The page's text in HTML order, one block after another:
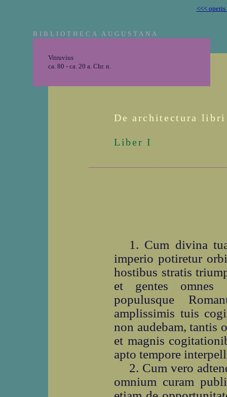
<<<
BIBLIOTHECA AUGUSTANA
Vitruvius
ca. 80 - ca. 20 a. Chr. n.
De architectura libri
Liber I
1. Cum divina
imperio potiretur
hostibus stratis
et gentes omnes
populusque
amplissimis tuis
non audebam, tantis
et magnis
apto tempore
2. Cum vero
omnium curam